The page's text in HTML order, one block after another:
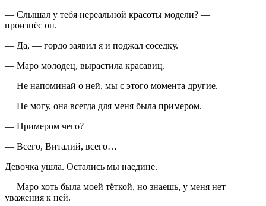
— Слышал у тебя нереальной красоты модели? —
произнёс он.
— Да, — гордо заявил я и поджал соседку.
— Маро молодец, вырастила красавиц.
— Не напоминай о ней, мы с этого момента другие.
— Не могу, она всегда для меня была примером.
— Примером чего?
— Всего, Виталий, всего…
Девочка ушла. Остались мы наедине.
— Маро хоть была моей тёткой, но знаешь, у меня нет
уважения к ней.